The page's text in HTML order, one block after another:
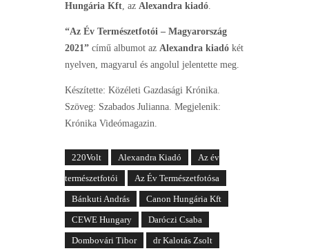
Hungária Kft, az Alexandra kiadó.
“Az Év Természetfotói – Magyarország
2021” című albumot az Alexandra kiadó két
nyelven, magyarul és angolul jelentette meg.
Készítette: Közéleti Gazdasági Krónika.
Szöveg: Szabados Julianna. Megjelenik:
Krónika Videómagazin.
220Volt Alexandra Kiadó
Az év
természetfotói
Az Év Természetfotósa
Bánkuti András
Canon Hungária Kft
CEWE Hungary
Daróczi Csaba
Dombovári Tibor
dr Kalotás Zsolt